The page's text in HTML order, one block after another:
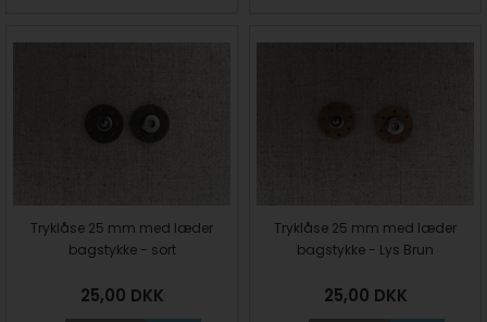
Tryklåse 25 mm med læder
bagstykke - sort
25,00 DKK
Tryklåse 25 mm med læder
bagstykke - Lys Brun
25,00 DKK